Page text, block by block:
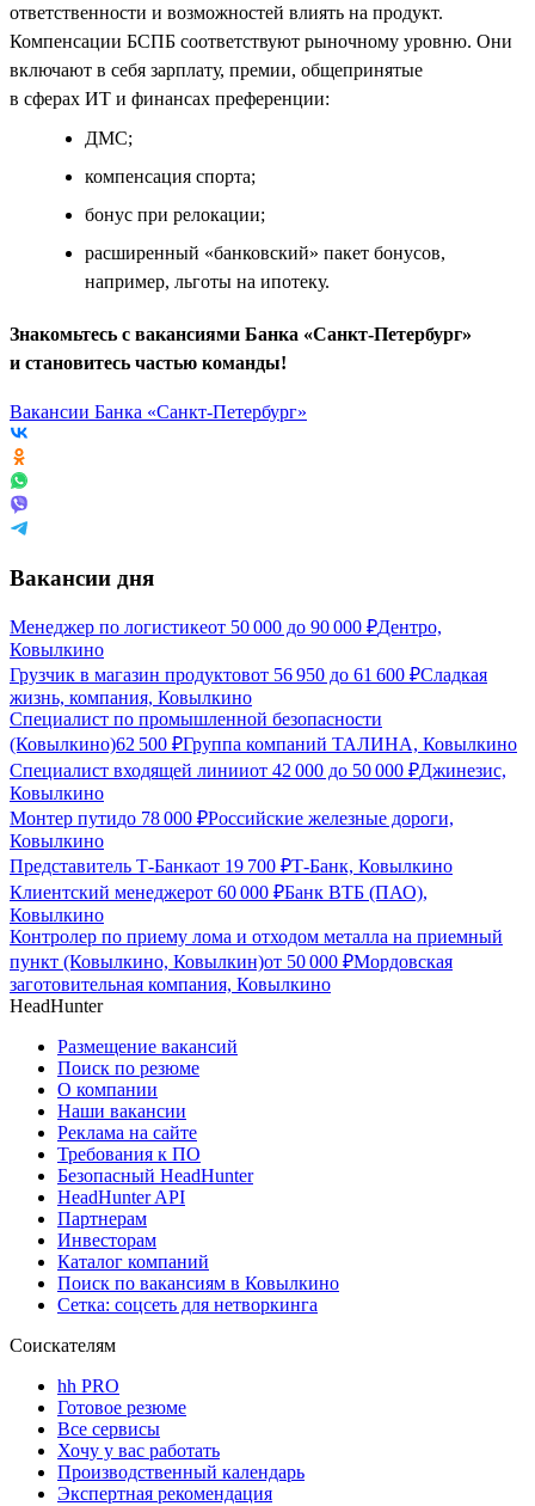
ответственности и возможностей влиять на продукт.
Компенсации БСПБ соответствуют рыночному уровню. Они
включают в себя зарплату, премии, общепринятые
в сферах ИТ и финансах преференции:
ДМС;
компенсация спорта;
бонус при релокации;
расширенный «банковский» пакет бонусов,
например, льготы на ипотеку.
Знакомьтесь с вакансиями Банка «Санкт-Петербург»
и становитесь частью команды!
Вакансии Банка «Санкт-Петербург»
Вакансии дня
Менеджер по логистикеот 50 000 до 90 000 ₽Дентро,
Ковылкино
Грузчик в магазин продуктовот 56 950 до 61 600 ₽Сладкая
жизнь, компания, Ковылкино
Специалист по промышленной безопасности
(Ковылкино)62 500 ₽Группа компаний ТАЛИНА, Ковылкино
Специалист входящей линииот 42 000 до 50 000 ₽Джинезис,
Ковылкино
Монтер путидо 78 000 ₽Российские железные дороги,
Ковылкино
Представитель Т-Банкаот 19 700 ₽Т-Банк, Ковылкино
Клиентский менеджерот 60 000 ₽Банк ВТБ (ПАО),
Ковылкино
Контролер по приему лома и отходом металла на приемный
пункт (Ковылкино, Ковылкин)от 50 000 ₽Мордовская
заготовительная компания, Ковылкино
HeadHunter
Размещение вакансий
Поиск по резюме
О компании
Наши вакансии
Реклама на сайте
Требования к ПО
Безопасный HeadHunter
HeadHunter API
Партнерам
Инвесторам
Каталог компаний
Поиск по вакансиям в Ковылкино
Сетка: соцсеть для нетворкинга
Соискателям
hh PRO
Готовое резюме
Все сервисы
Хочу у вас работать
Производственный календарь
Экспертная рекомендация